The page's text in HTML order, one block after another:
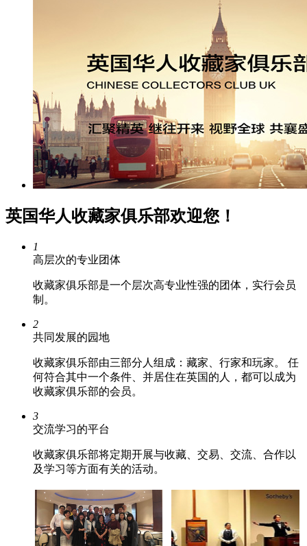
英国华人收藏家俱乐部欢迎您！
1
高层次的专业团体
收藏家俱乐部是一个层次高专业性强的团体，实行会员
制。
2
共同发展的园地
收藏家俱乐部由三部分人组成：藏家、行家和玩家。 任
何符合其中一个条件、并居住在英国的人，都可以成为
收藏家俱乐部的会员。
3
交流学习的平台
收藏家俱乐部将定期开展与收藏、交易、交流、合作以
及学习等方面有关的活动。